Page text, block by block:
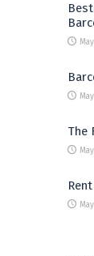
The